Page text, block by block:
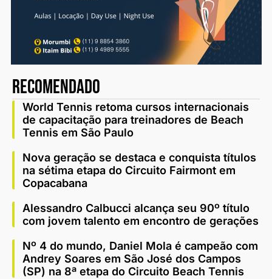
recomendado
World Tennis retoma cursos internacionais
de capacitação para treinadores de Beach
Tennis em São Paulo
Nova geração se destaca e conquista títulos
na sétima etapa do Circuito Fairmont em
Copacabana
Alessandro Calbucci alcança seu 90º título
com jovem talento em encontro de gerações
Nº 4 do mundo, Daniel Mola é campeão com
Andrey Soares em São José dos Campos
(SP) na 8ª etapa do Circuito Beach Tennis